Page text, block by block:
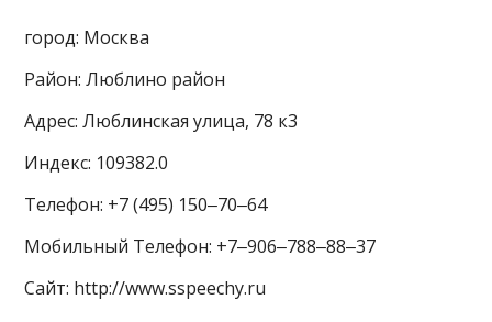
город: Москва
Район: Люблино район
Адрес: Люблинская улица, 78 к3
Индекс: 109382.0
Телефон: +7 (495) 150‒70‒64
Мобильный Телефон: +7‒906‒788‒88‒37
Сайт: http://www.sspeechy.ru